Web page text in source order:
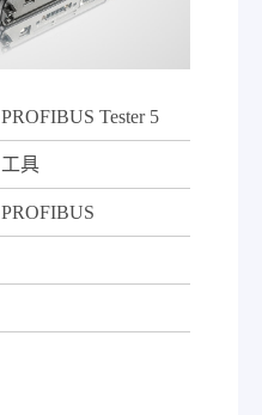
PROFIBUS Tester 5
工具
PROFIBUS